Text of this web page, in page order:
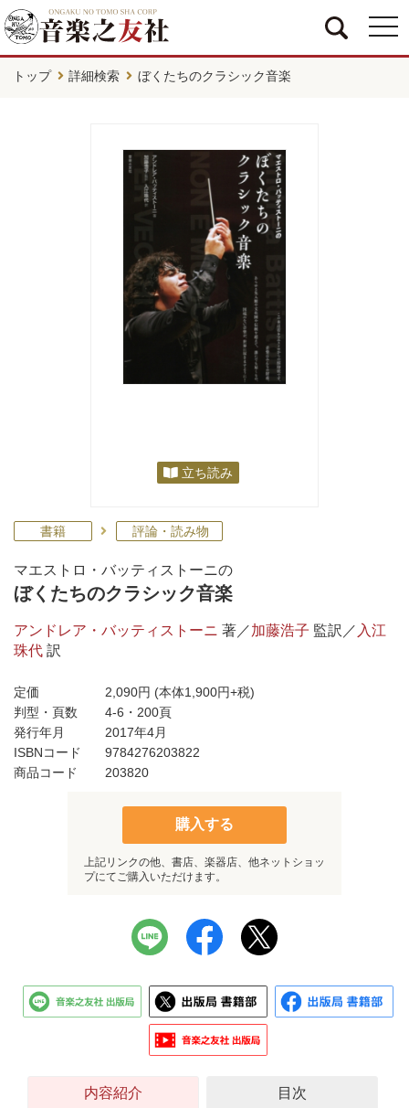
トップ 詳細検索 ぼくたちのクラシック音楽
立ち読み
書籍 評論・読み物
マエストロ・バッティストーニの
ぼくたちのクラシック音楽
アンドレア・バッティストーニ 著／加藤浩子 監訳／ 入江
珠代 訳
定価 2,090円 (本体1,900円+税)
判型・頁数
4-6・200頁
発行年月
2017年4月
ISBNコード
9784276203822
商品コード
203820
購入する
上記リンクの他、書店、楽器店、他ネットショッ
プにてご購入いただけます。
内容紹介 目次